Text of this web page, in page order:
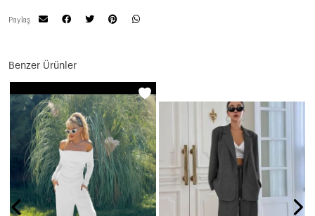
Paylaş
Benzer Ürünler